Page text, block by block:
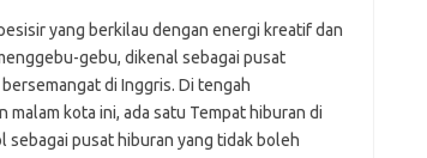
yang berkilau dengan energi kreatif dan
gebu, dikenal sebagai pusat
di Inggris. Di tengah
malam kota ini, ada satu Tempat hiburan di
sebagai pusat hiburan yang tidak boleh